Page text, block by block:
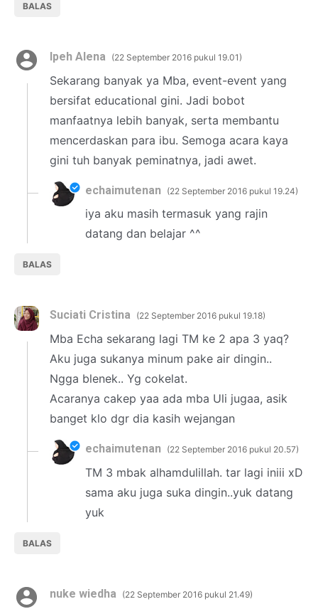
BALAS
Ipeh Alena 22 September 2016 pukul 19.01
Sekarang banyak ya Mba, event-event yang
bersifat educational gini. Jadi bobot
manfaatnya lebih banyak, serta membantu
mencerdaskan para ibu. Semoga acara kaya
gini tuh banyak peminatnya, jadi awet.
BALAS
echaimutenan 22 September 2016 pukul 19.24
iya aku masih termasuk yang rajin
datang dan belajar ^^
Suciati Cristina 22 September 2016 pukul 19.18
Mba Echa sekarang lagi TM ke 2 apa 3 yaq?
Aku juga sukanya minum pake air dingin..
Ngga blenek.. Yg cokelat.
Acaranya cakep yaa ada mba Uli jugaa, asik
banget klo dgr dia kasih wejangan
BALAS
echaimutenan 22 September 2016 pukul 20.57
TM 3 mbak alhamdulillah. tar lagi iniii xD
sama aku juga suka dingin..yuk datang
yuk
nuke wiedha 22 September 2016 pukul 21.49